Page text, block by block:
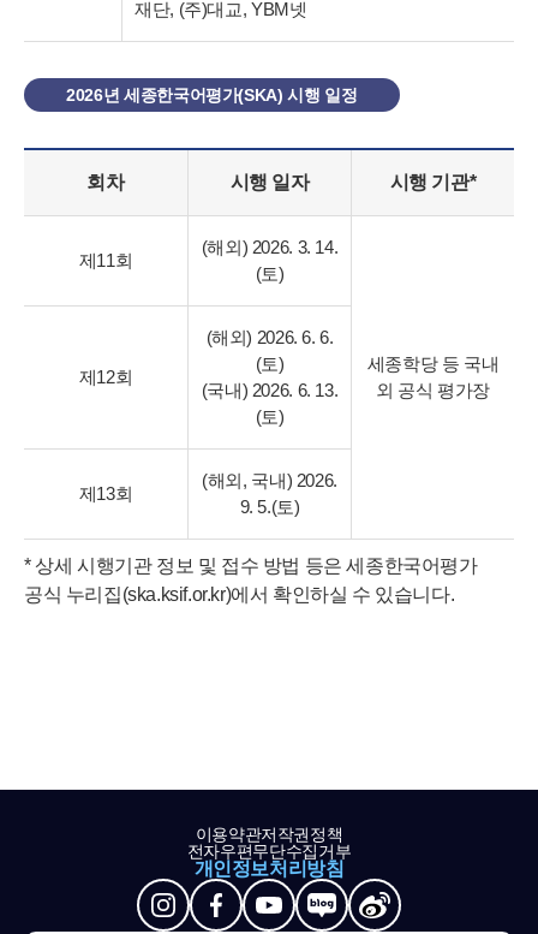
재단, (주)대교, YBM넷
2026년 세종한국어평가(SKA) 시행 일정
회차 시행 일자 시행 기관*
제11회
(해외) 2026. 3. 14.
(토)
세종학당 등 국내
외 공식 평가장
제12회
(해외) 2026. 6. 6.
(토)
(국내) 2026. 6. 13.
(토)
제13회
(해외, 국내) 2026.
9. 5.(토)
* 상세 시행기관 정보 및 접수 방법 등은 세종한국어평가
공식 누리집(ska.ksif.or.kr)에서 확인하실 수 있습니다.
이용약관저작권정책
전자우편무단수집거부
개인정보처리방침